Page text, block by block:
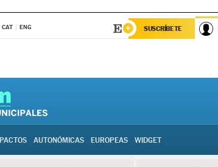
CAT ENG SUSCRÍBETE
PACTOS AUTONÓMICAS EUROPEAS WIDGET